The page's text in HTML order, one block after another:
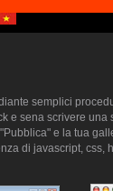
semplici
e sena scrivere
e la tua
di javascript,